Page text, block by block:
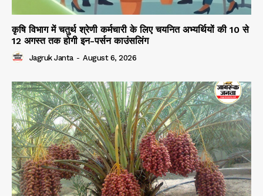
कृषि विभाग में चतुर्थ श्रेणी कर्मचारी के लिए चयनित अभ्यर्थियों की 10 से
12 अगस्त तक होगी इन-पर्सन काउंसलिंग
Jagruk Janta - August 6, 2026